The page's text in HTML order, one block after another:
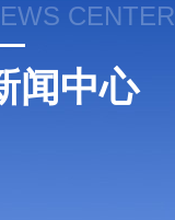
CENTER
闻中心